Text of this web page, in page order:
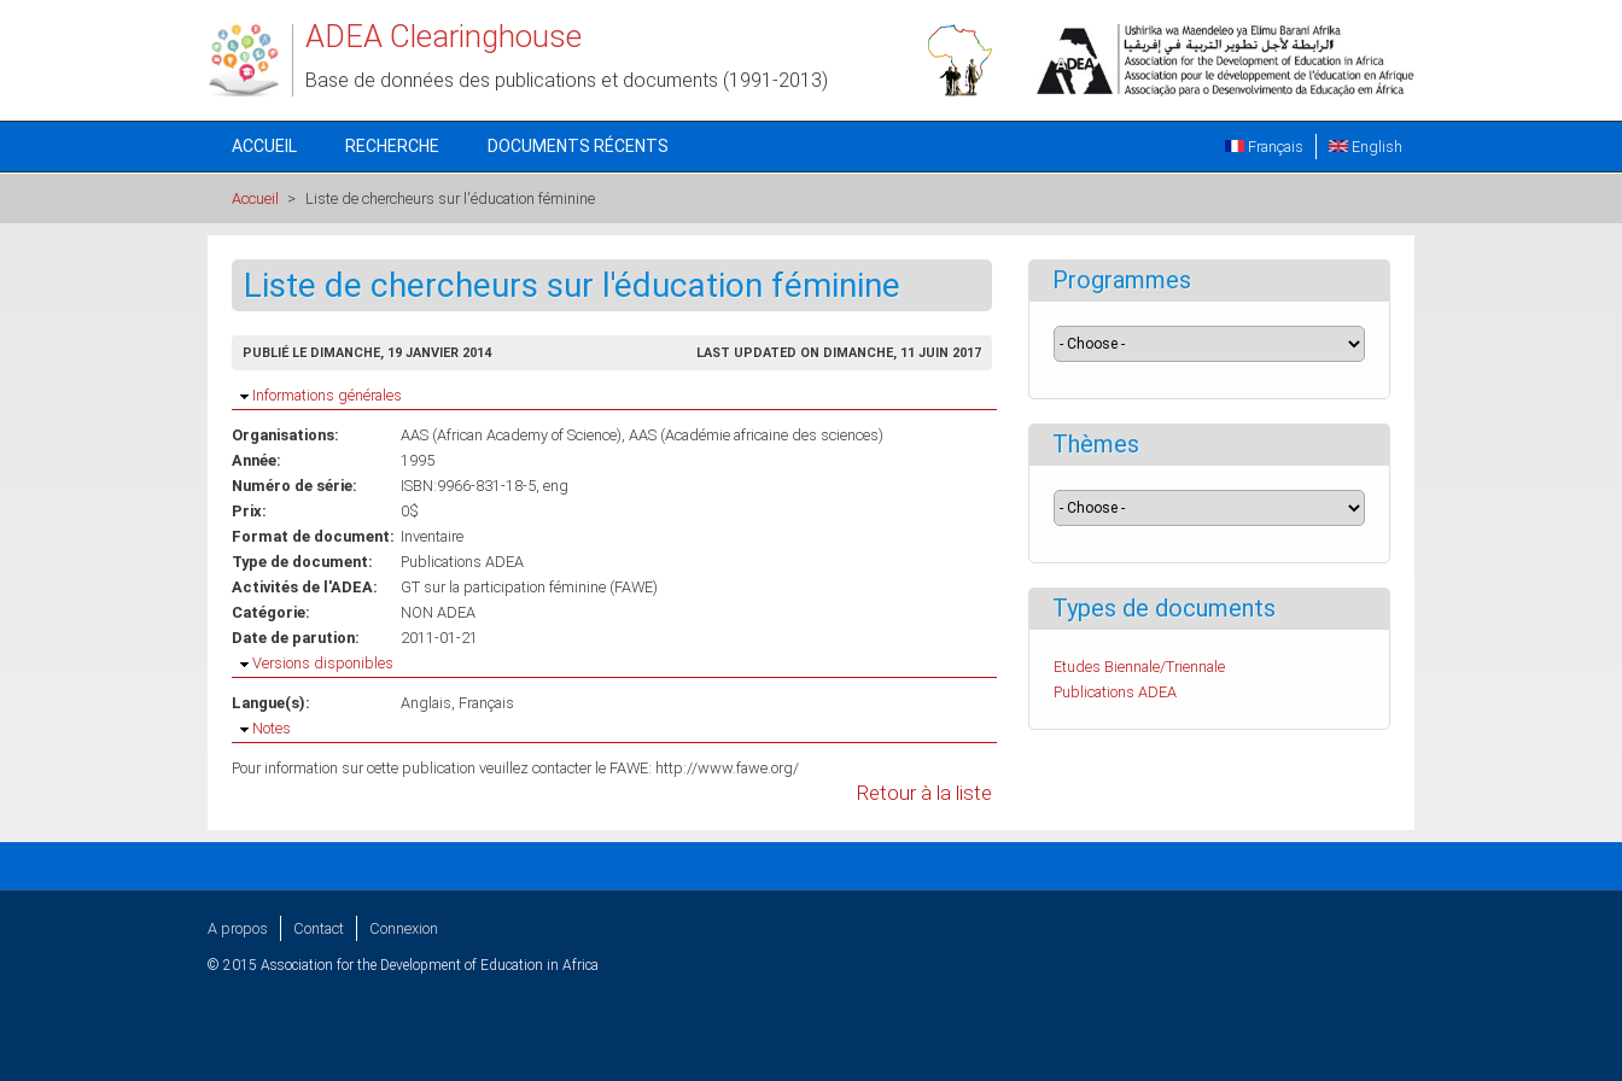
ADEA Clearinghouse
Base de données des publications et documents (1991-2013)
ACCUEIL RECHERCHE DOCUMENTS RÉCENTS English
Français
Accueil > Liste de chercheurs sur l'éducation féminine
Liste de chercheurs sur l'éducation féminine
PUBLIÉ LE DIMANCHE, 19 JANVIER 2014 LAST UPDATED ON DIMANCHE, 11 JUIN 2017
Masquer
Informations générales
Organisations: AAS (African Academy of Science) AAS (Académie africaine des sciences)
Année:
1995
Numéro de série:
ISBN:9966-831-18-5, eng
Prix:
0$
Format de document: Inventaire
Type de document:
Publications ADEA
Activités de l'ADEA:
GT sur la participation féminine (FAWE)
Catégorie:
NON ADEA
Date de parution:
2011-01-21
Masquer
Versions disponibles
Langue(s): Anglais Français
Masquer
Notes
Pour information sur cette publication veuillez contacter le FAWE: http://www.fawe.org/
Retour à la liste
Programmes
Thèmes
Types de documents
Etudes Biennale/Triennale
Publications ADEA
A propos Contact Connexion
© 2015 Association for the Development of Education in Africa